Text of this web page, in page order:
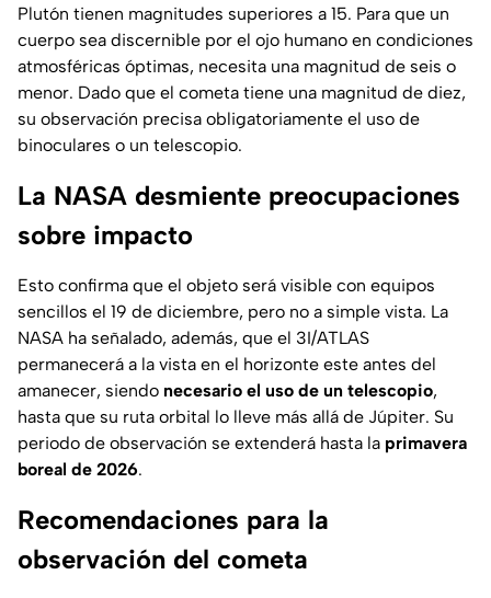
Plutón tienen magnitudes superiores a 15. Para que un
cuerpo sea discernible por el ojo humano en condiciones
atmosféricas óptimas, necesita una magnitud de seis o
menor. Dado que el cometa tiene una magnitud de diez,
su observación precisa obligatoriamente el uso de
binoculares o un telescopio.
La NASA desmiente preocupaciones
sobre impacto
Esto confirma que el objeto será visible con equipos
sencillos el 19 de diciembre, pero no a simple vista. La
NASA ha señalado, además, que el 3I/ATLAS
permanecerá a la vista en el horizonte este antes del
amanecer, siendo necesario el uso de un telescopio,
hasta que su ruta orbital lo lleve más allá de Júpiter. Su
periodo de observación se extenderá hasta la primavera
boreal de 2026.
Recomendaciones para la
observación del cometa